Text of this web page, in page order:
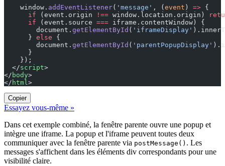
    window.
addEventListener( 'message' , ( event ) => {
      if
(event.origin !== window.location.origin)
      if
(event.source === iframe.contentWindow) {
        document.
getElementById ( 'iframeDisplay'
      }
else {
        document.
getElementById ( 'parentPopupDisplay'
      }
    });
  </
script>
</ body>
</ html>
Copier
Essayez vous-même »
Dans cet exemple combiné, la fenêtre parente ouvre une popup et
intègre une iframe. La popup et l'iframe peuvent toutes deux
communiquer avec la fenêtre parente via postMessage() . Les
messages s'affichent dans les éléments div correspondants pour une
visibilité claire.